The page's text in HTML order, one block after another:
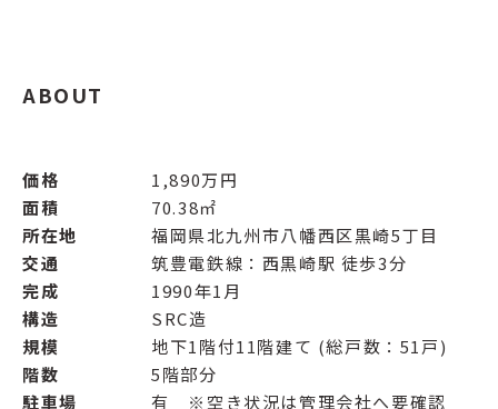
ABOUT
価格 1,890万円
面積 70.38㎡
所在地福岡県北九州市八幡西区黒崎5丁目
交通
筑豊電鉄線：西黒崎駅 徒歩3分
完成 1990年1月
構造
SRC造
規模 地下1階付11階建て (総戸数：51戸)
階数5階部分
駐車場有 ※空き状況は管理会社へ要確認